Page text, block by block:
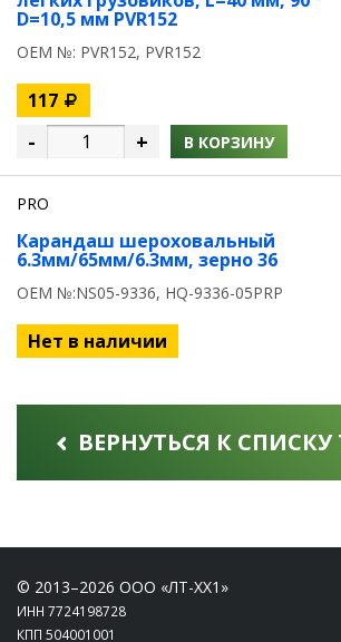
D=10,5 мм PVR152
OEM №: PVR152, PVR152
117
- + В КОРЗИНУ
PRO
Карандаш шероховальный
6.3мм/65мм/6.3мм, зерно 36
OEM №:NS05-9336, HQ-9336-05PRP
Нет в наличии
ВЕРНУТЬСЯ К
© 2013–2026 ООО «ЛТ-ХХ1»
ИНН 7724198728
КПП 504001001